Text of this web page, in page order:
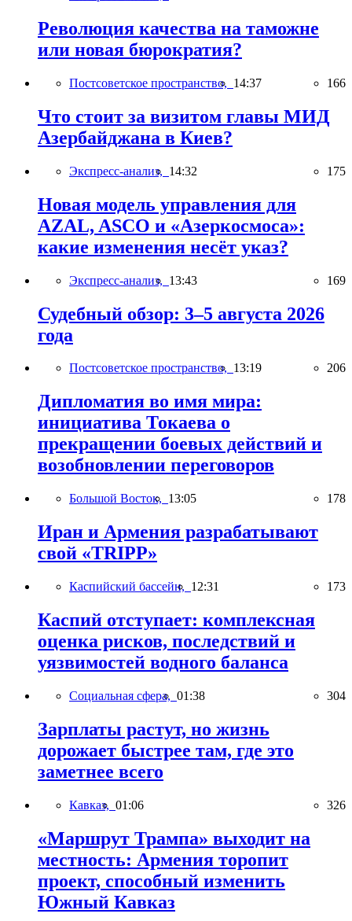
Революция качества на таможне
или новая бюрократия?
Постсоветское пространство, 14:37 166
Что стоит за визитом главы МИД
Азербайджана в Киев?
Экспресс-анализ, 14:32 175
Новая модель управления для
AZAL, ASCO и «Азеркосмоса»:
какие изменения несёт указ?
Экспресс-анализ, 13:43 169
Судебный обзор: 3–5 августа 2026
года
Постсоветское пространство, 13:19 206
Дипломатия во имя мира:
инициатива Токаева о
прекращении боевых действий и
возобновлении переговоров
Большой Восток, 13:05 178
Иран и Армения разрабатывают
свой «TRIPP»
Каспийский бассейн, 12:31 173
Каспий отступает: комплексная
оценка рисков, последствий и
уязвимостей водного баланса
Социальная сфера, 01:38 304
Зарплаты растут, но жизнь
дорожает быстрее там, где это
заметнее всего
Кавказ, 01:06 326
«Маршрут Трампа» выходит на
местность: Армения торопит
проект, способный изменить
Южный Кавказ